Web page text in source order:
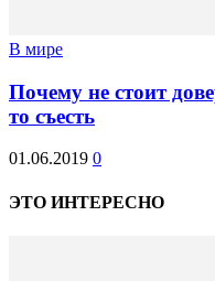
В мире
Почему не стоит
то съесть
01.06.2019 0
ЭТО ИНТЕРЕСНО